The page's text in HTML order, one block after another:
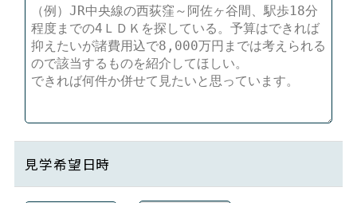
見学希望日時